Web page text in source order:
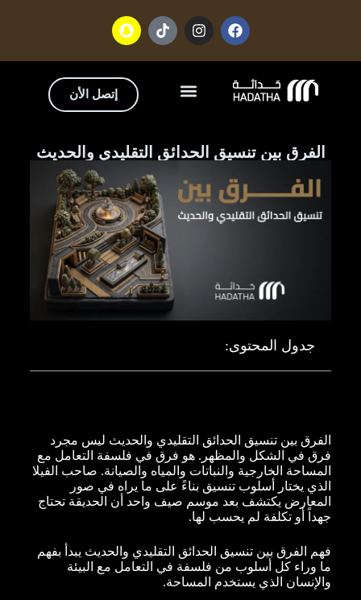
إتصل الأن
الفرق بين تنسيق الحدائق التقليدي والحديث
جدول المحتوى:
الفرق بين تنسيق الحدائق التقليدي والحديث ليس مجرد
فرق في الشكل والمظهر. هو فرق في فلسفة التعامل مع
المساحة الخارجية والنباتات والمياه والصيانة. صاحب الفيلا
الذي يختار أسلوب تنسيق بناءً على ما يراه في صور
المعارض يكتشف بعد موسم صيف واحد أن الحديقة تحتاج
جهداً أو تكلفة لم يحسب لها.
فهم الفرق بين تنسيق الحدائق التقليدي والحديث يبدأ بفهم
ما وراء كل أسلوب من فلسفة في التعامل مع البيئة
والإنسان الذي يستخدم المساحة.